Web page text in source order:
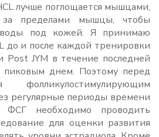
лучше поглощается мышцами,
пределами мышцы, чтобы
под кожей. Я принимаю
до и после каждой тренировки
Post JYM в течение последней
днем. Поэтому перед
фолликулостимулирующим
регулярные периоды времени
необходимо проводить
для оценки развития